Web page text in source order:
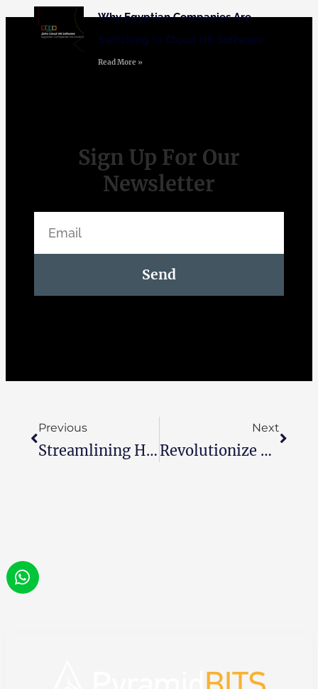
Why Egyptian Companies Are
Switching to Cloud HR Software
Read More »
Sign Up For Our
Newsletter
Send
Previous
Streamlining Hiring Processes With Zoho Recruit ATS: A Comprehensive Guide To Optimized Recruitment
Next
Revolutionize Your Hiring Process With TestGorilla: Unveiling 3 Essential Features